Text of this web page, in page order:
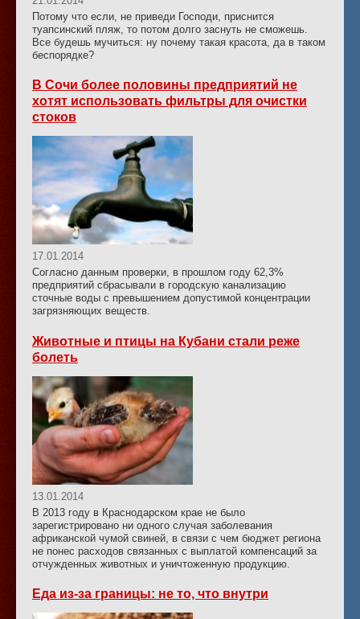
Потому что если, не приведи Господи, приснится
туапсинский пляж, то потом долго заснуть не сможешь.
Все будешь мучиться: ну почему такая красота, да в таком
беспорядке?
В Сочи более половины предприятий не
хотят использовать фильтры для очистки
стоков
17.01.2014
Согласно данным проверки, в прошлом году 62,3%
предприятий сбрасывали в городскую канализацию
сточные воды с превышением допустимой концентрации
загрязняющих веществ.
Животные и птицы на Кубани стали реже
болеть
13.01.2014
В 2013 году в Краснодарском крае не было
зарегистрировано ни одного случая заболевания
африканской чумой свиней, в связи с чем бюджет региона
не понес расходов связанных с выплатой компенсаций за
отчужденных животных и уничтоженную продукцию.
Еда из-за границы: не то, что внутри